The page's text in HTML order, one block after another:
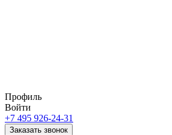
Профиль
Войти
+7 495 926-24-31
Заказать звонок